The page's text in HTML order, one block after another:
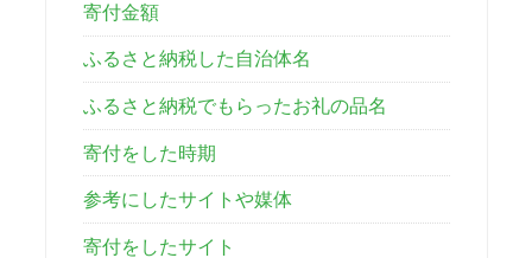
寄付金額
ふるさと納税した自治体名
ふるさと納税でもらったお礼の品名
寄付をした時期
参考にしたサイトや媒体
寄付をしたサイト